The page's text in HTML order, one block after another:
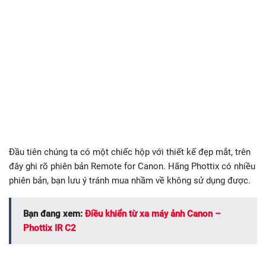
Đầu tiên chúng ta có một chiếc hộp với thiết kế đẹp mắt, trên
đây ghi rõ phiên bản Remote for Canon. Hãng Phottix có nhiều
phiên bản, bạn lưu ý tránh mua nhầm về không sử dụng được.
Bạn đang xem: Điều khiển từ xa máy ảnh Canon –
Phottix IR C2